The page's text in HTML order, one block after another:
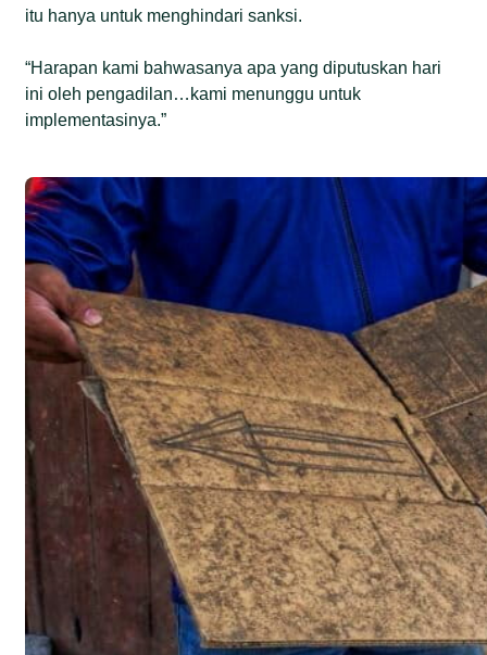
itu hanya untuk menghindari sanksi.
“Harapan kami bahwasanya apa yang diputuskan hari
ini oleh pengadilan…kami menunggu untuk
implementasinya.”